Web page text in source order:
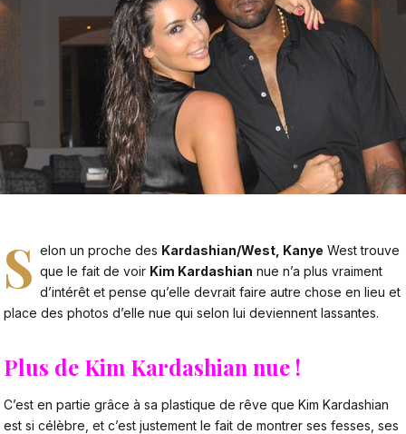
S elon un proche des Kardashian/West, Kanye West trouve
que le fait de voir Kim Kardashian nue n’a plus vraiment
d’intérêt et pense qu’elle devrait faire autre chose en lieu et
place des photos d’elle nue qui selon lui deviennent lassantes.
Plus de Kim Kardashian nue !
C’est en partie grâce à sa plastique de rêve que Kim Kardashian
est si célèbre, et c’est justement le fait de montrer ses fesses, ses